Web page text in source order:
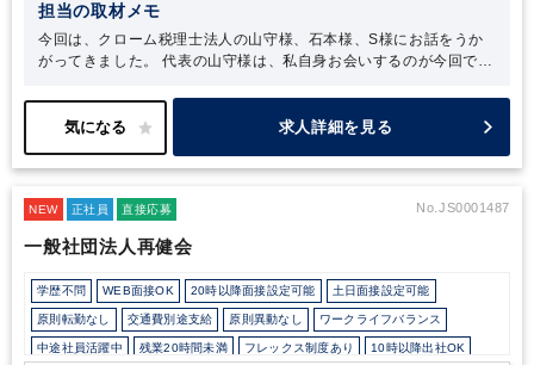
担当の取材メモ
今回は、クローム税理士法人の山守様、石本様、S様にお話をうか
がってきました。
代表の山守様は、私自身お会いするのが今回で三
接してくださる穏やかなお人柄の方です。山守様は経営の基盤にも
されている「人にされたいことを人にする」という信条を常に大切
回の取材では、クローム税理士法人が提供しているサービスは全
た。お客様の要望や状況に合わせて真摯に対応しようとすること
思います。また、石本様とS様のお話からは、山守様に対する信頼
は厚く、事務所の方針に深く共感し、挑戦する意欲を常に持たれて
いることを感じました。代表とパートナー、スタッフの信頼関係が
構築されていて、お互いに敬意を持ちながら働いているのもクロー
ム税理士法人の魅力です。自分をスキルアップさせたい方、事務所
求人詳細を見る
NEW 正社員 直接応募 No.JS0001487
一般社団法人再健会
学歴不問 WEB面接OK 20時以降面接設定可能 土日面接設定可能
原則転勤なし 交通費別途支給 原則異動なし ワークライフバランス
中途社員活躍中 残業20時間未満 フレックス制度あり 10時以降出社OK